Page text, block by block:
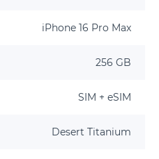
iPhone 16 Pro Max
256 GB
SIM + eSIM
Desert Titanium